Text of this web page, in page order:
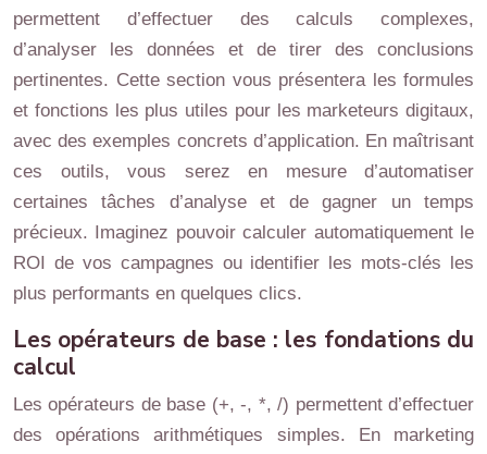
permettent d’effectuer des calculs complexes,
d’analyser les données et de tirer des conclusions
pertinentes. Cette section vous présentera les formules
et fonctions les plus utiles pour les marketeurs digitaux,
avec des exemples concrets d’application. En maîtrisant
ces outils, vous serez en mesure d’automatiser
certaines tâches d’analyse et de gagner un temps
précieux. Imaginez pouvoir calculer automatiquement le
ROI de vos campagnes ou identifier les mots-clés les
plus performants en quelques clics.
Les opérateurs de base : les fondations du
calcul
Les opérateurs de base (+, -, *, /) permettent d’effectuer
des opérations arithmétiques simples. En marketing